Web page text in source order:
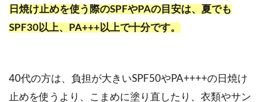
日焼け止めを使う際のSPFやPAの目安は、夏でも
SPF30以上、PA+++以上で十分です。
40代の方は、負担が大きいSPF50やPA++++の日焼け
止めを使うより、こまめに塗り直したり、衣類やサン